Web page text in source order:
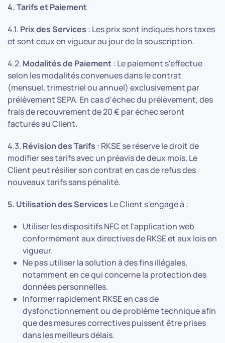
4. Tarifs et Paiement
4.1. Prix des Services : Les prix sont indiqués hors taxes
et sont ceux en vigueur au jour de la souscription.
4.2. Modalités de Paiement: Le paiement s'effectue
selon les modalités convenues dans le contrat
(mensuel, trimestriel ou annuel) exclusivement par
prélèvement SEPA. En cas d'échec du prélèvement, des
frais de recouvrement de 20 € par échec seront
facturés au Client.
4.3. Révision des Tarifs : RKSE se réserve le droit de
modifier ses tarifs avec un préavis de deux mois. Le
Client peut résilier son contrat en cas de refus des
nouveaux tarifs sans pénalité.
5. Utilisation des Services Le Client s'engage à :
Utiliser les dispositifs NFC et l'application web
conformément aux directives de RKSE et aux lois en
vigueur.
Ne pas utiliser la solution à des fins illégales,
notamment en ce qui concerne la protection des
données personnelles.
Informer rapidement RKSE en cas de
dysfonctionnement ou de problème technique afin
que des mesures correctives puissent être prises
dans les meilleurs délais.